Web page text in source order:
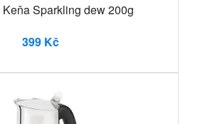
Sparkling dew 200g
399 Kč